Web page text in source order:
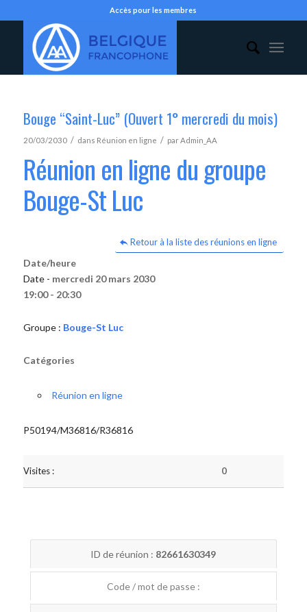
Accès pour les membres
Bouge “Saint-Luc” (Ouvert 1° mercredi du mois)
20/03/2030 / dans Réunion en ligne / parAdmin_AA
Réunion en ligne du groupe
Bouge-St Luc
Retour à la liste des réunions en ligne
Date/heure
Date - mercredi 20 mars 2030
19:00 - 20:30
Groupe : Bouge-St Luc
Catégories
Réunion en ligne
P50194/M36816/R36816
Visites : 0
ID de réunion : 82661630349
Code / mot de passe :